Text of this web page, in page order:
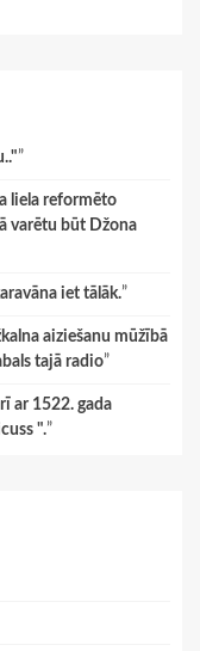
”
liela reformēto
varētu būt Džona
iet tālāk.”
aiziešanu mūžībā
tajā radio”
ar 1522. gada
".”